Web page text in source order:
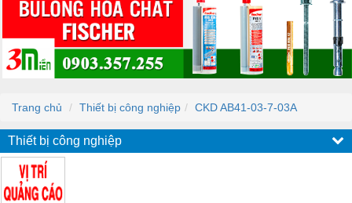
Trang chủ Thiết bị công nghiệp CKD AB41-03-7-03A
Thiết bị công nghiệp